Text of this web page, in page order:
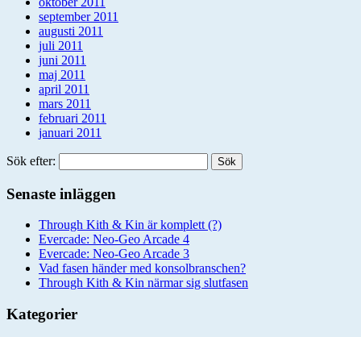
september 2011
augusti 2011
juli 2011
juni 2011
maj 2011
april 2011
mars 2011
februari 2011
januari 2011
Sök efter:
Senaste inläggen
Through Kith & Kin är komplett (?)
Evercade: Neo-Geo Arcade 4
Evercade: Neo-Geo Arcade 3
Vad fasen händer med konsolbranschen?
Through Kith & Kin närmar sig slutfasen
Kategorier